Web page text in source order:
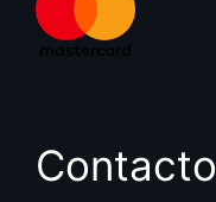
Contacto